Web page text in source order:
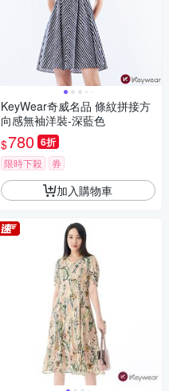
KeyWear奇威名品 條紋拼接方
向感無袖洋裝-深藍色
$780 6折
限時下殺 券
加入購物車